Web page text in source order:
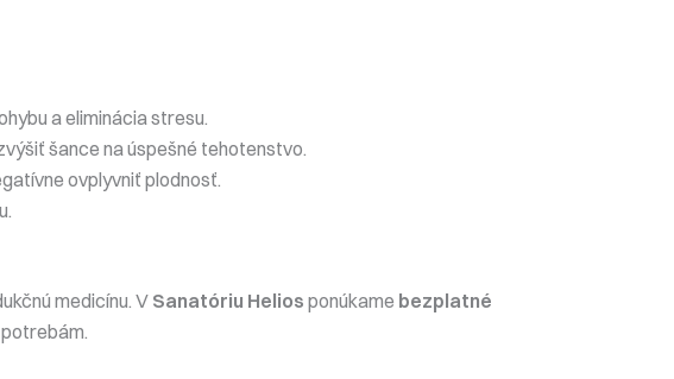
a eliminácia stresu.
šance na úspešné tehotenstvo.
ovplyvniť plodnosť.
medicínu. V Sanatóriu Helios ponúkame bezplatné